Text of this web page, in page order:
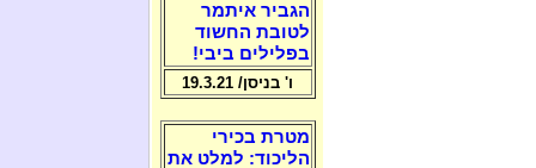
הגביר איתמר
לטובת החשוד
בפלילים ביבי!
ו' בניסן/ 19.3.21
מטרת בכירי
הליכוד: למלט את